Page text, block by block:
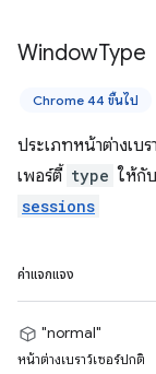
WindowType
Chrome 44 ขึ้นไป
ประเภทหน้าต่างเบ
เพอร์ตี้ type ให้กั
sessions
ค่าแจกแจง
"normal"
หน้าต่างเบราว์เซอร์ปกติ